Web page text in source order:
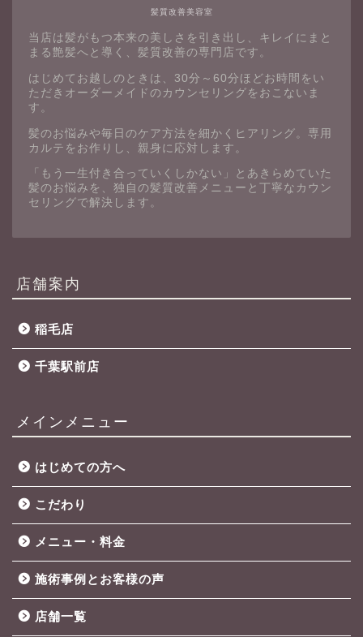
髪質改善美容室
当店は髪がもつ本来の美しさを引き出し、キレイにまと
まる艶髪へと導く、髪質改善の専門店です。
はじめてお越しのときは、30分～60分ほどお時間をい
ただきオーダーメイドのカウンセリングをおこないま
す。
髪のお悩みや毎日のケア方法を細かくヒアリング。専用
カルテをお作りし、親身に応対します。
「もう一生付き合っていくしかない」とあきらめていた
髪のお悩みを、独自の髪質改善メニューと丁寧なカウン
セリングで解決します。
店舗案内
稲毛店
千葉駅前店
メインメニュー
はじめての方へ
こだわり
メニュー・料金
施術事例とお客様の声
店舗一覧